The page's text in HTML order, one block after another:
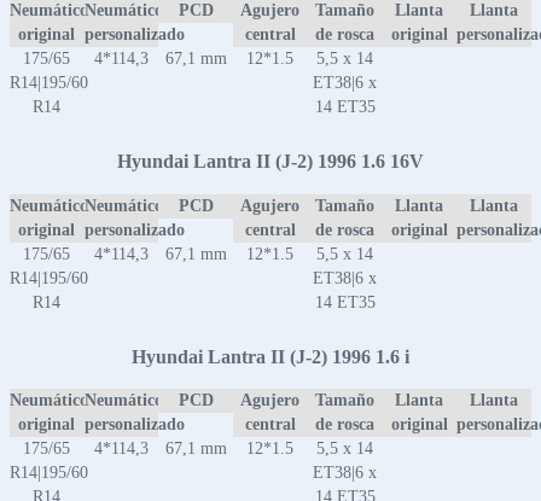
Neumático
original
Neumático
personalizado
PCD
Agujero
central
Tamaño
de rosca
Llanta
original
Llanta
175/65
R14|195/60
R14
4*114,3 67,1 mm 12*1.5
5,5 x 14
ET38|6 x
14 ET35
Hyundai Lantra II (J-2) 1996 1.6 16V
Neumático
original
Neumático
personalizado
PCD
Agujero
central
Tamaño
de rosca
Llanta
original
Llanta
175/65
R14|195/60
R14
4*114,3 67,1 mm 12*1.5
5,5 x 14
ET38|6 x
14 ET35
Hyundai Lantra II (J-2) 1996 1.6 i
Neumático
original
Neumático
personalizado
PCD
Agujero
central
Tamaño
de rosca
Llanta
original
Llanta
175/65
R14|195/60
R14
4*114,3 67,1 mm 12*1.5
5,5 x 14
ET38|6 x
14 ET35